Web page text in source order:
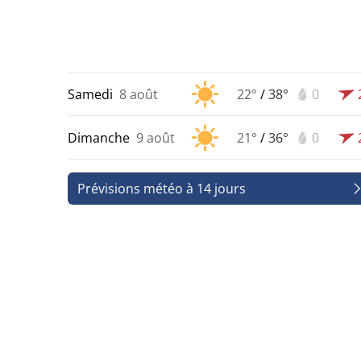
Samedi 8 août 22° /38° 0
Dimanche 9 août 21° /36° 0
Prévisions météo à 14 jours